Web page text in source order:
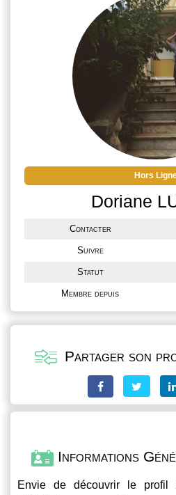
Hors
Doriane
Contacter
Suivre
Statut
Membre depuis
Partager son
Informations
Envie de découvrir le profil